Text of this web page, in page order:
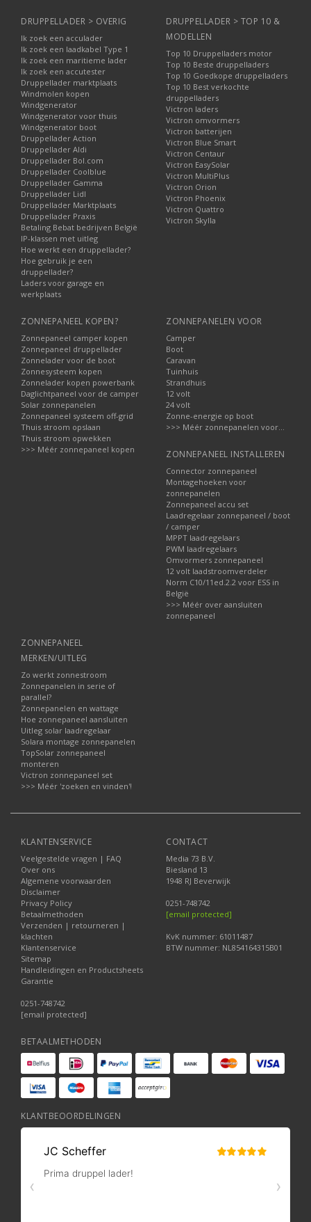
DRUPPELLADER > OVERIG
Ik zoek een acculader
Ik zoek een laadkabel Type 1
Ik zoek een maritieme lader
Ik zoek een accutester
Druppellader marktplaats
Windmolen kopen
Windgenerator
Windgenerator voor thuis
Windgenerator boot
Druppellader Action
Druppellader Aldi
Druppellader Bol.com
Druppellader Coolblue
Druppellader Gamma
Druppellader Lidl
Druppellader Marktplaats
Druppellader Praxis
Betaling Bebat bedrijven België
IP-klassen met uitleg
Hoe werkt een druppellader?
Hoe gebruik je een
druppellader?
Laders voor garage en
werkplaats
DRUPPELLADER > TOP 10 &
MODELLEN
Top 10 Druppelladers motor
Top 10 Beste druppelladers
Top 10 Goedkope druppelladers
Top 10 Best verkochte
druppelladers
Victron laders
Victron omvormers
Victron batterijen
Victron Blue Smart
Victron Centaur
Victron EasySolar
Victron MultiPlus
Victron Orion
Victron Phoenix
Victron Quattro
Victron Skylla
ZONNEPANEEL KOPEN?
Zonnepaneel camper kopen
Zonnepaneel druppellader
Zonnelader voor de boot
Zonnesysteem kopen
Zonnelader kopen powerbank
Daglichtpaneel voor de camper
Solar zonnepanelen
Zonnepaneel systeem off-grid
Thuis stroom opslaan
Thuis stroom opwekken
>>> Méér zonnepaneel kopen
ZONNEPANELEN VOOR
Camper
Boot
Caravan
Tuinhuis
Strandhuis
12 volt
24 volt
Zonne-energie op boot
>>> Méér zonnepanelen voor...
ZONNEPANEEL INSTALLEREN
Connector zonnepaneel
Montagehoeken voor
zonnepanelen
Zonnepaneel accu set
Laadregelaar zonnepaneel / boot
/ camper
MPPT laadregelaars
PWM laadregelaars
Omvormers zonnepaneel
12 volt laadstroomverdeler
Norm C10/11ed.2.2 voor ESS in
België
>>> Méér over aansluiten
zonnepaneel
ZONNEPANEEL
MERKEN/UITLEG
Zo werkt zonnestroom
Zonnepanelen in serie of
parallel?
Zonnepanelen en wattage
Hoe zonnepaneel aansluiten
Uitleg solar laadregelaar
Solara montage zonnepanelen
TopSolar zonnepaneel
monteren
Victron zonnepaneel set
>>> Méér 'zoeken en vinden'!
KLANTENSERVICE
Veelgestelde vragen | FAQ
Over ons
Algemene voorwaarden
Disclaimer
Privacy Policy
Betaalmethoden
Verzenden | retourneren |
klachten
Klantenservice
Sitemap
Handleidingen en Productsheets
Garantie
0251-748742
[email protected]
CONTACT
Media 73 B.V.
Biesland 13
1948 RJ Beverwijk
0251-748742
[email protected]
KvK nummer: 61011487
BTW nummer: NL854164315B01
BETAALMETHODEN
KLANTBEOORDELINGEN